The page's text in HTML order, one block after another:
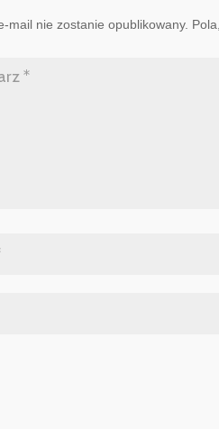
mail nie zostanie opublikowany.